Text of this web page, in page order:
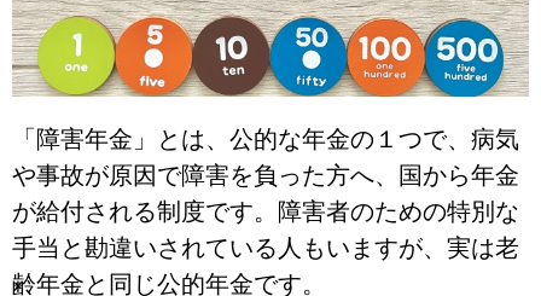
「障害年金」とは、公的な年金の１つで、病気
や事故が原因で障害を負った方へ、国から年金
が給付される制度です。障害者のための特別な
手当と勘違いされている人もいますが、実は老
齢年金と同じ公的年金です。